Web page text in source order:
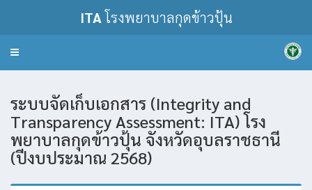
ITAโรงพยาบาลกุดข้าวปุ้น
Toggle
ระบบจัดเก็บเอกสาร (Integrity and
Transparency Assessment: ITA) โรง
พยาบาลกุดข้าวปุ้น จังหวัดอุบลราชธานี
(ปีงบประมาณ 2568)